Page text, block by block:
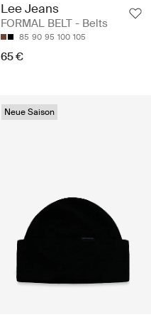
Lee Jeans
FORMAL BELT - Belts
85 90 95 100 105
65 €
Neue Saison